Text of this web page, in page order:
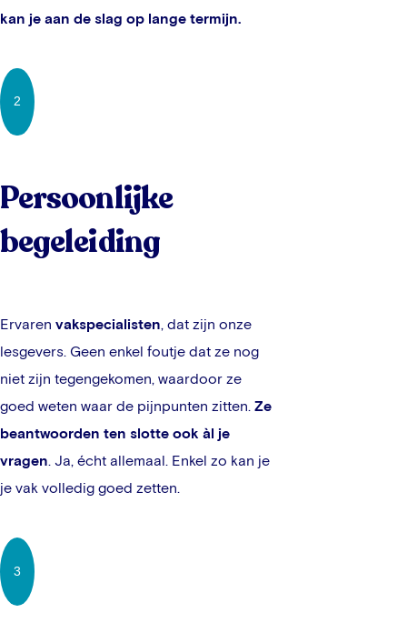
kan je aan de slag op lange termijn.
2
Persoonlijke
begeleiding
Ervaren vakspecialisten, dat zijn onze
lesgevers. Geen enkel foutje dat ze nog
niet zijn tegengekomen, waardoor ze
goed weten waar de pijnpunten zitten. Ze
beantwoorden ten slotte ook àl je
vragen. Ja, écht allemaal. Enkel zo kan je
je vak volledig goed zetten.
3